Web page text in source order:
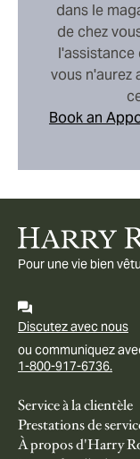
dans le
de chez
l'assistance
vous n'aurez
Book an
Pour une vie bien
Discutez avec nous
ou communiquez
1-800-917-6736.
Service à la clientèle
Prestations de
À propos d'Harry